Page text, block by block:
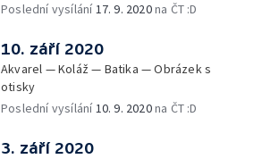
Poslední vysílání17. 9. 2020na ČT :D
10. září 2020
Akvarel — Koláž — Batika — Obrázek s
otisky
Poslední vysílání10. 9. 2020na ČT :D
3. září 2020